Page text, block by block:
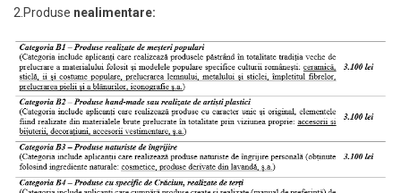
2.Produse nealimentare: